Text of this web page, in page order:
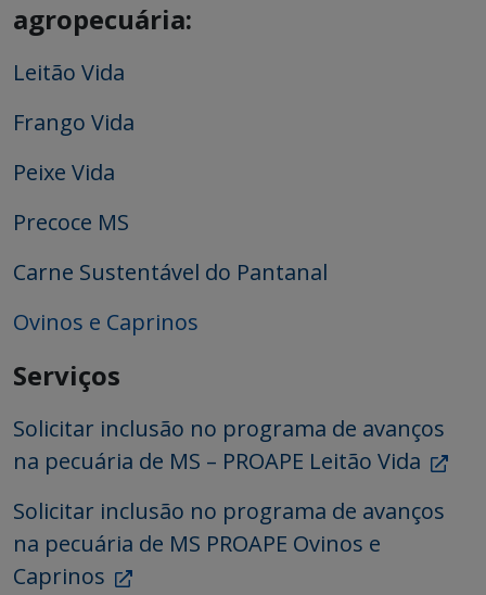
agropecuária:
Leitão Vida
Frango Vida
Peixe Vida
Precoce MS
Carne Sustentável do Pantanal
Ovinos e Caprinos
Serviços
Solicitar inclusão no programa de avanços
na pecuária de MS – PROAPE Leitão Vida
Solicitar inclusão no programa de avanços
na pecuária de MS PROAPE Ovinos e
Caprinos